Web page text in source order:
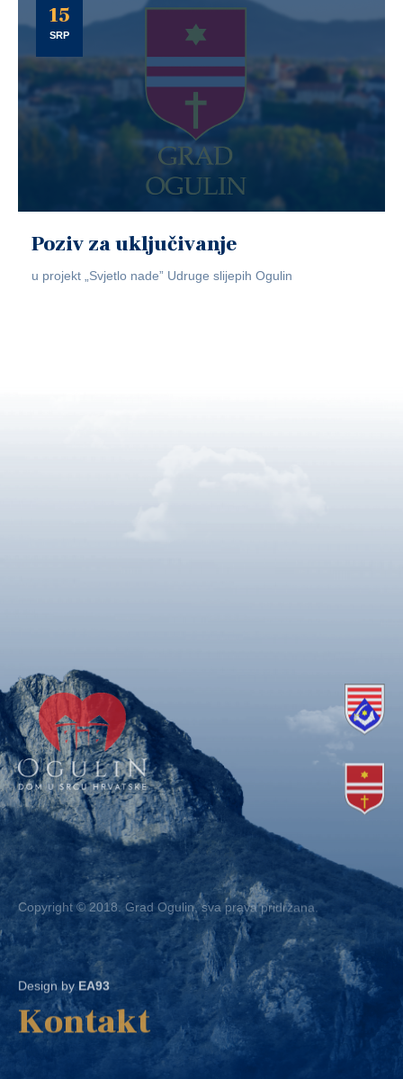
15
SRP
Poziv za uključivanje
u projekt „Svjetlo nade” Udruge slijepih Ogulin
Copyright © 2018. Grad Ogulin, sva prava pridržana.
Design byEA93
Kontakt
Ured: Ulica B.Frankopana 11, 47300 Ogulin